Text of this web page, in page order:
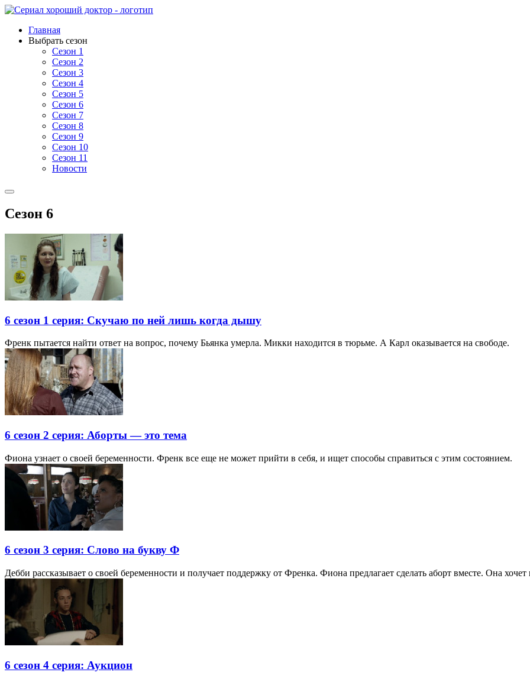
Главная
Выбрать сезон
Сезон 1
Сезон 2
Сезон 3
Сезон 4
Сезон 5
Сезон 6
Сезон 7
Сезон 8
Сезон 9
Сезон 10
Сезон 11
Новости
Сезон 6
6 сезон 1 серия: Скучаю по ней лишь когда дышу
Френк пытается найти ответ на вопрос, почему Бьянка умерла. Микки находится в тюрьме. А Карл оказывается на свободе.
6 сезон 2 серия: Аборты — это тема
Фиона узнает о своей беременности. Френк все еще не может прийти в себя, и ищет способы справиться с этим состоянием.
6 сезон 3 серия: Слово на букву Ф
Дебби рассказывает о своей беременности и получает поддержку от Френка. Фиона предлагает сделать аборт вместе. Она хочет
6 сезон 4 серия: Аукцион